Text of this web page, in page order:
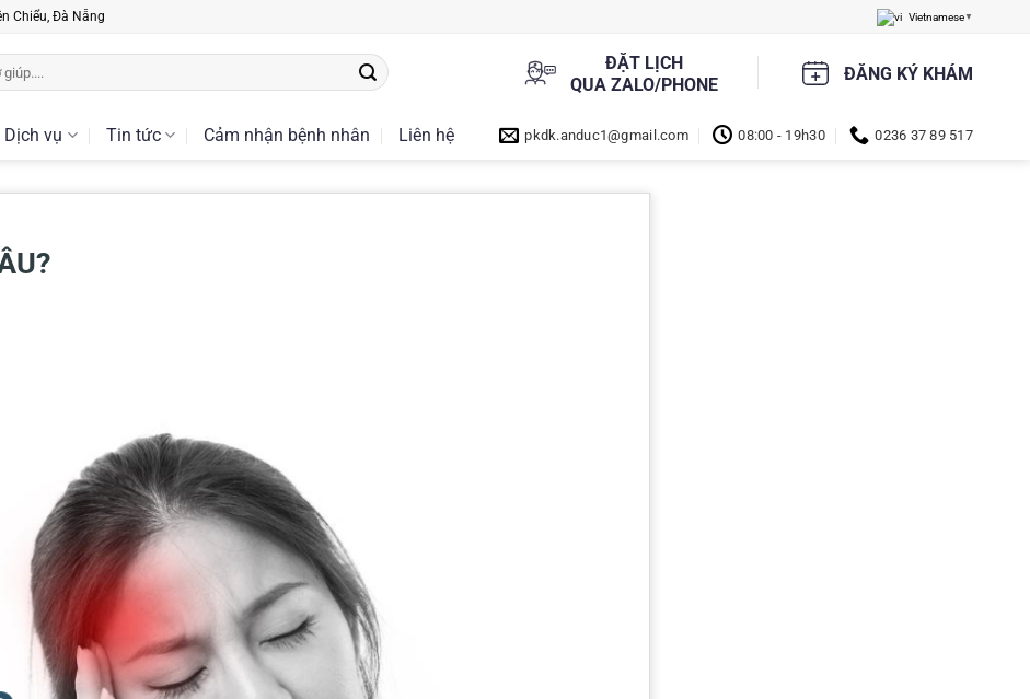
Chiểu, Đà Nẵng Vietnamese ▼
ĐẶT LỊCH
QUA ZALO/PHONE
ĐĂNG KÝ KHÁM
Dịch vụ Tin tức Cảm nhận bệnh nhân Liên hệ pkdk.anduc1@gmail.com 08:00 - 19h30 0236 37 89 517